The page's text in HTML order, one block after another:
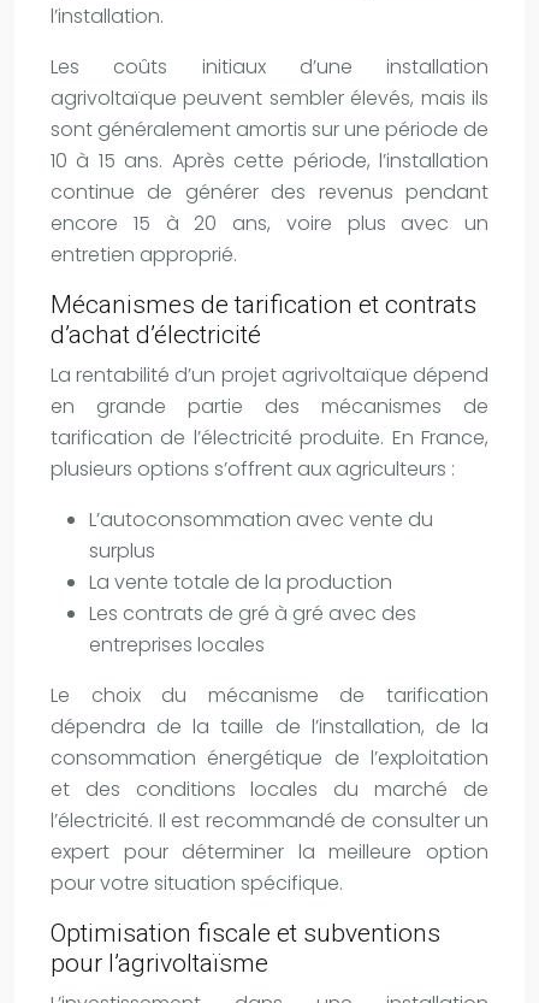
l’installation.
Les coûts initiaux d’une installation
agrivoltaïque peuvent sembler élevés, mais ils
sont généralement amortis sur une période de
10 à 15 ans. Après cette période, l’installation
continue de générer des revenus pendant
encore 15 à 20 ans, voire plus avec un
entretien approprié.
Mécanismes de tarification et contrats
d’achat d’électricité
La rentabilité d’un projet agrivoltaïque dépend
en grande partie des mécanismes de
tarification de l’électricité produite. En France,
plusieurs options s’offrent aux agriculteurs :
L’autoconsommation avec vente du
surplus
La vente totale de la production
Les contrats de gré à gré avec des
entreprises locales
Le choix du mécanisme de tarification
dépendra de la taille de l’installation, de la
consommation énergétique de l’exploitation
et des conditions locales du marché de
l’électricité. Il est recommandé de consulter un
expert pour déterminer la meilleure option
pour votre situation spécifique.
Optimisation fiscale et subventions
pour l’agrivoltaïsme